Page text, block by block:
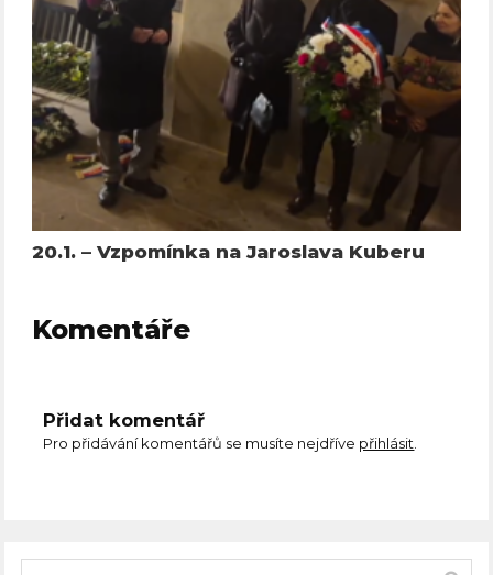
20.1. – Vzpomínka na Jaroslava Kuberu
Komentáře
Přidat komentář
Pro přidávání komentářů se musíte nejdříve přihlásit.